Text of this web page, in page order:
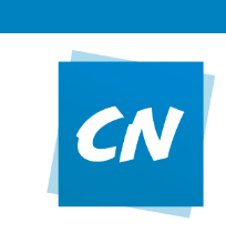
Une vie